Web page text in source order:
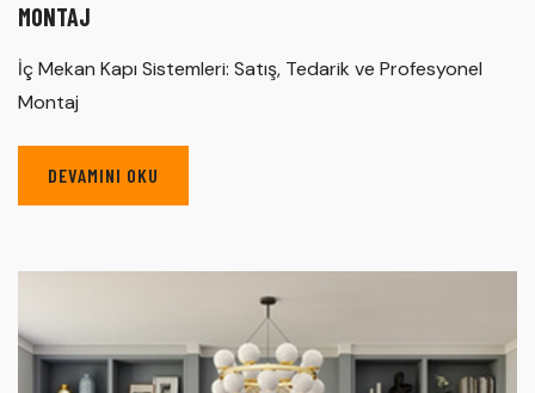
MONTAJ
İç Mekan Kapı Sistemleri: Satış, Tedarik ve Profesyonel
Montaj
DEVAMINI OKU